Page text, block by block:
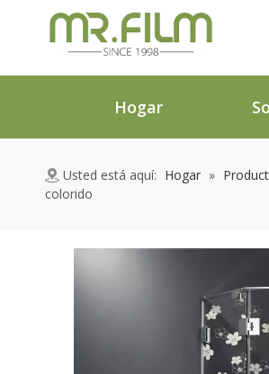
Hogar
Usted está aquí: Hogar »
colorido